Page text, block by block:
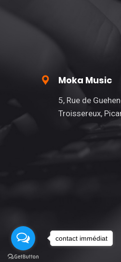
Moka Music
5, Rue de
Troissereux,
contact immédiat